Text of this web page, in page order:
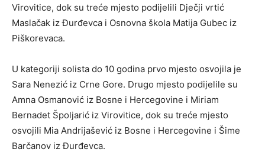
Virovitice, dok su treće mjesto podijelili Dječji vrtić
Maslačak iz Đurđevca i Osnovna škola Matija Gubec iz
Piškorevaca.
U kategoriji solista do 10 godina prvo mjesto osvojila je
Sara Nenezić iz Crne Gore. Drugo mjesto podijelile su
Amna Osmanović iz Bosne i Hercegovine i Miriam
Bernadet Špoljarić iz Virovitice, dok su treće mjesto
osvojili Mia Andrijašević iz Bosne i Hercegovine i Šime
Barčanov iz Đurđevca.